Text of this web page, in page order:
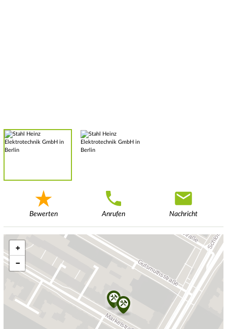
Bewerten Anrufen Nachricht
+
−